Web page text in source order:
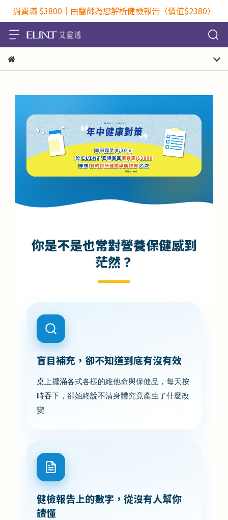
消費滿 $3800｜由醫師為您解析健檢報告（價值$2380）
你是不是也常對營養保健感到
茫然？
盲目補充，卻不知道到底有沒有效
桌上擺滿各式各樣的維他命與保健品，每天按
時吞下，卻始終說不清身體究竟產生了什麼改
變
健檢報告上的數字，從沒有人幫你
讀懂